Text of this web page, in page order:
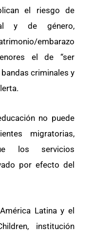
el riesgo de
y de género,
embarazo
el de “ser
criminales y
no puede
migratorias,
los servicios
por efecto del
Latina y el
institución